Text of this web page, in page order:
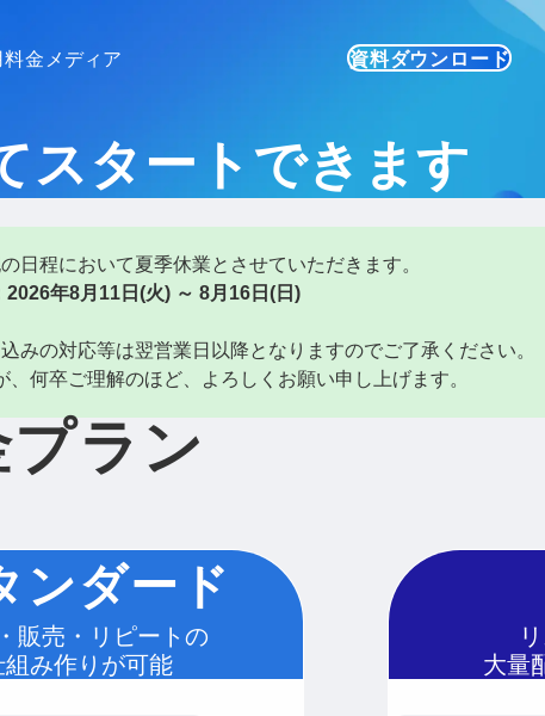
料金 メディア 資料ダウンロード
スタートできます
日程において夏季休業とさせていただきます。
2026年8月11日(火) ～ 8月16日(日)
みの対応等は翌営業日以降となりますのでご了承ください。
何卒ご理解のほど、よろしくお願い申し上げます。
ラン
ンダード
販売・リピートの
組み作りが可能
大量